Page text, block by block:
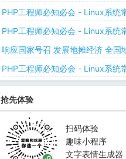
PHP工程师必知必会 - Linux系统
PHP工程师必知必会 - Linux系统
响应国家号召 发展地摊经济 全国
PHP工程师必知必会 - Linux系统
抢先体验
扫码体验
趣味小程序
文字表情生成器